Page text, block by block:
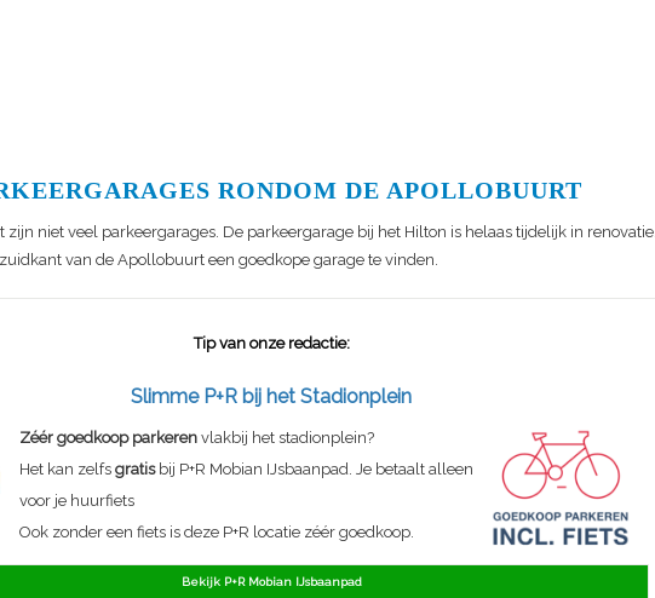
RONDOM DE APOLLOBUURT
zijn niet veel parkeergarages. De parkeergarage bij het Hilton is helaas tijdelijk in renovatie.
van de Apollobuurt een goedkope garage te vinden.
Tip van onze redactie:
Slimme P+R bij het Stadionplein
Zéér goedkoop parkerenvlakbij het stadionplein?
Het kan zelfs gratisbij P+R Mobian IJsbaanpad. Je betaalt alleen
voor je huurfiets
Ook zonder een fiets is deze P+R locatie zéér goedkoop.
Bekijk P+R Mobian IJsbaanpad